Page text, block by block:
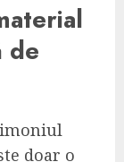
de
doar o